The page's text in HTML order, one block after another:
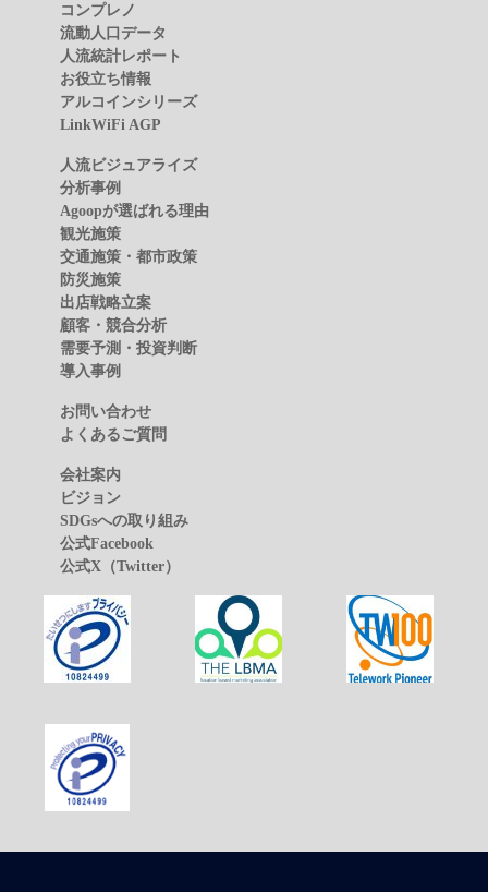
コンプレノ
流動人口データ
人流統計レポート
お役立ち情報
アルコインシリーズ
LinkWiFi AGP
人流ビジュアライズ
分析事例
Agoopが選ばれる理由
観光施策
交通施策・都市政策
防災施策
出店戦略立案
顧客・競合分析
需要予測・投資判断
導入事例
お問い合わせ
よくあるご質問
会社案内
ビジョン
SDGsへの取り組み
公式Facebook
公式X（Twitter）